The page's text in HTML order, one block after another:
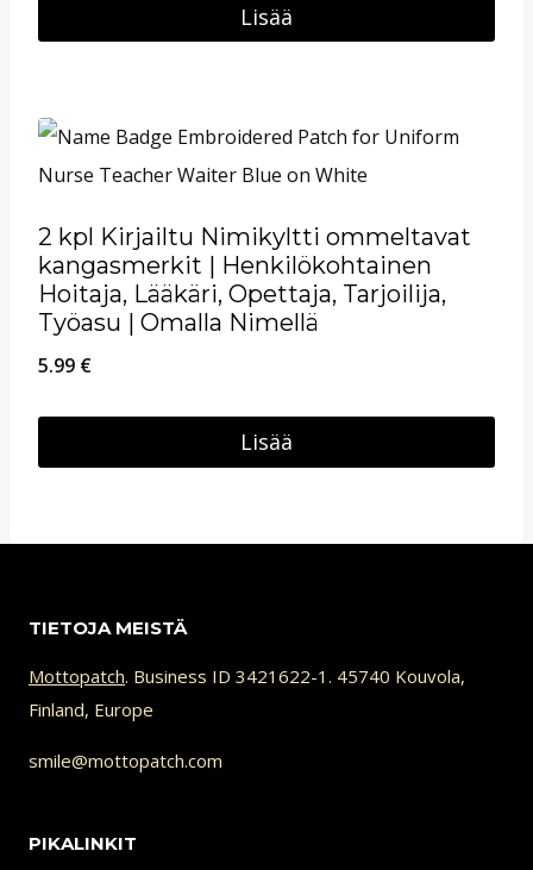
sivulla.
Lisää
on
useampi
Voit
tehdä
valinnat
tuotteen
2 kpl Kirjailtu Nimikyltti ommeltavat
kangasmerkit | Henkilökohtainen
Hoitaja, Lääkäri, Opettaja, Tarjoilija,
Työasu | Omalla Nimellä
5.99 €
Lisää
TIETOJA MEISTÄ
Mottopatch. Business ID 3421622-1. 45740 Kouvola,
Finland, Europe
smile@mottopatch.com
PIKALINKIT